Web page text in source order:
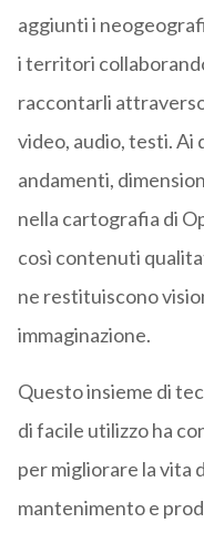
aggiunti i
i territori
raccontarli
video, audio, testi. Ai
andamenti,
nella cartografia di
così contenuti
ne restituiscono
immaginazione.
Questo insieme di
di facile utilizzo ha
per migliorare la vita
mantenimento e